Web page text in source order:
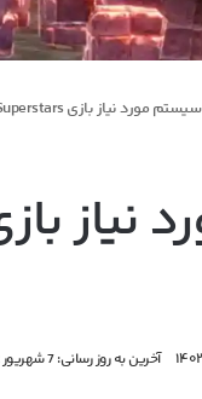
سیستم مورد نیاز بازی Sonic Superstars برای PC
آخرین به روز رسانی: 7 شهریور 1402